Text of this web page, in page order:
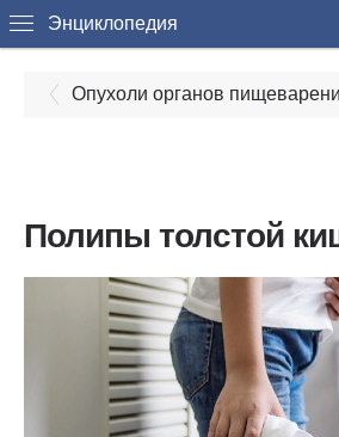
Энциклопедия
Опухоли органов
Полипы толстой